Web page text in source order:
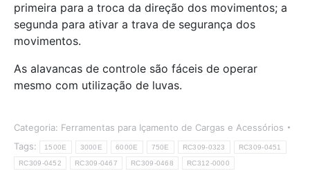
primeira para a troca da direção dos movimentos; a
segunda para ativar a trava de segurança dos
movimentos.
As alavancas de controle são fáceis de operar
mesmo com utilização de luvas.
Categoria: Ferramentas para Içamento de Cargas e Acessórios
Tags:
1500E 3000E 6000E 750E RC309-0323 RC309-0451
RC309-0452 RC309-0467 RC309-0468 RC312-0000